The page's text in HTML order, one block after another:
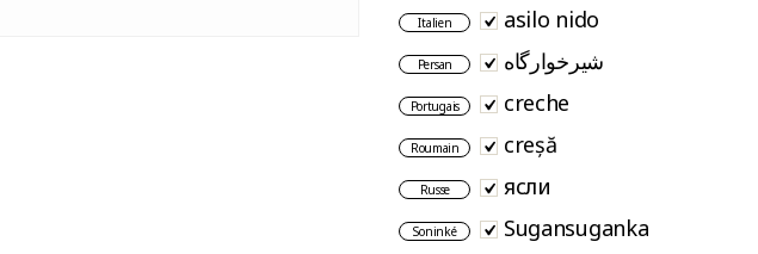
Italien asilo nido
Persan شیرخوارگاه
Portugais creche
Roumain creșă
Russe ясли
Soninké Sugansuganka